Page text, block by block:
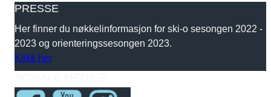
PRESSE
Her finner du nøkkelinformasjon for ski-o sesongen 2022 -
2023 og orienteringssesongen 2023.
Klikk her